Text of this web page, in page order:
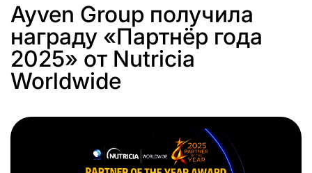
Ayven Group получила
награду «Партнёр года
2025» от Nutricia
Worldwide